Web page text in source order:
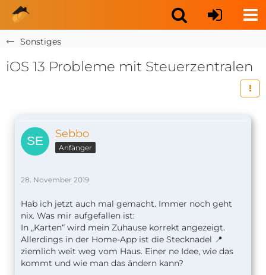
Sonstiges
iOS 13 Probleme mit Steuerzentralen
Sebbo
Anfänger
28. November 2019
Hab ich jetzt auch mal gemacht. Immer noch geht
nix. Was mir aufgefallen ist:
In „Karten“ wird mein Zuhause korrekt angezeigt.
Allerdings in der Home-App ist die Stecknadel 📍
ziemlich weit weg vom Haus. Einer ne Idee, wie das
kommt und wie man das ändern kann?